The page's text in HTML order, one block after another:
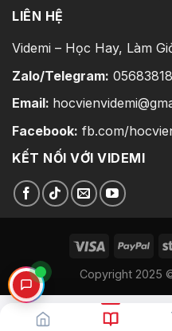
LIÊN HỆ
Videmi – Học Hay, Làm
Zalo/Telegram:
Email:
Facebook: fb.com/
KẾT NỐI VỚI VIDEMI
Copyright 2025